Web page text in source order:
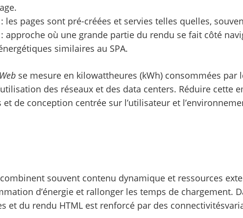
les pages sont pré-créées et servies telles quelles,
approche où une grande partie du rendu se fait côté
similaires au SPA.
se mesure en kilowattheures (kWh) consommées
des réseaux et des data centers. Réduire cette
de conception centrée sur l’utilisateur et
souvent contenu dynamique et ressources
d’énergie et rallonger les temps de chargement.
et du rendu HTML est renforcé par des